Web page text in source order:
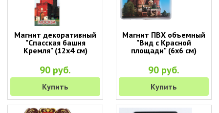
Магнит декоративный
"Спасская башня
Кремля" (12х4 см)
90 руб.
Купить
Магнит ПВХ объемный
"Вид с Красной
площади" (6х6 см)
90 руб.
Купить